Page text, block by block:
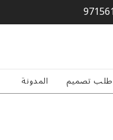
طلب تصميم المدونة